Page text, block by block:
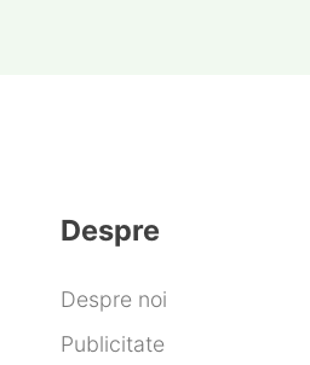
Despre
Despre noi
Publicitate